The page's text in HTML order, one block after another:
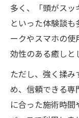
多く、「頭がスッ
といった体験談
ークやスマホの
効性のある癒しと
ただし、強く揉
め、信頼できる
に合った施術時